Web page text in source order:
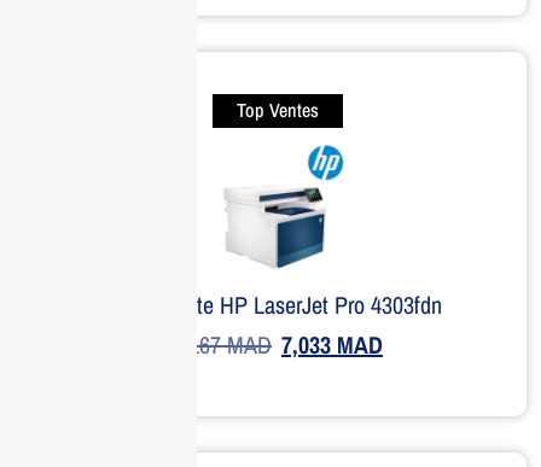
Top Ventes
Imprimante HP LaserJet Pro 4303fdn
9,167MAD 7,033 MAD